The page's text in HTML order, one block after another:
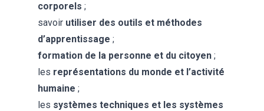
corporels ;
savoir utiliser des outils et méthodes
d’apprentissage ;
formation de la personne et du citoyen ;
les représentations du monde et l’activité
humaine ;
les systèmes techniques et les systèmes